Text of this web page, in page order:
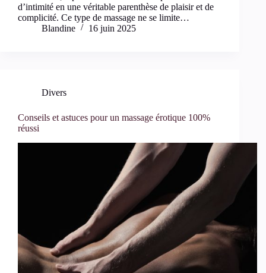
d’intimité en une véritable parenthèse de plaisir et de
complicité. Ce type de massage ne se limite…
Blandine
16 juin 2025
Divers
Conseils et astuces pour un massage érotique 100%
réussi